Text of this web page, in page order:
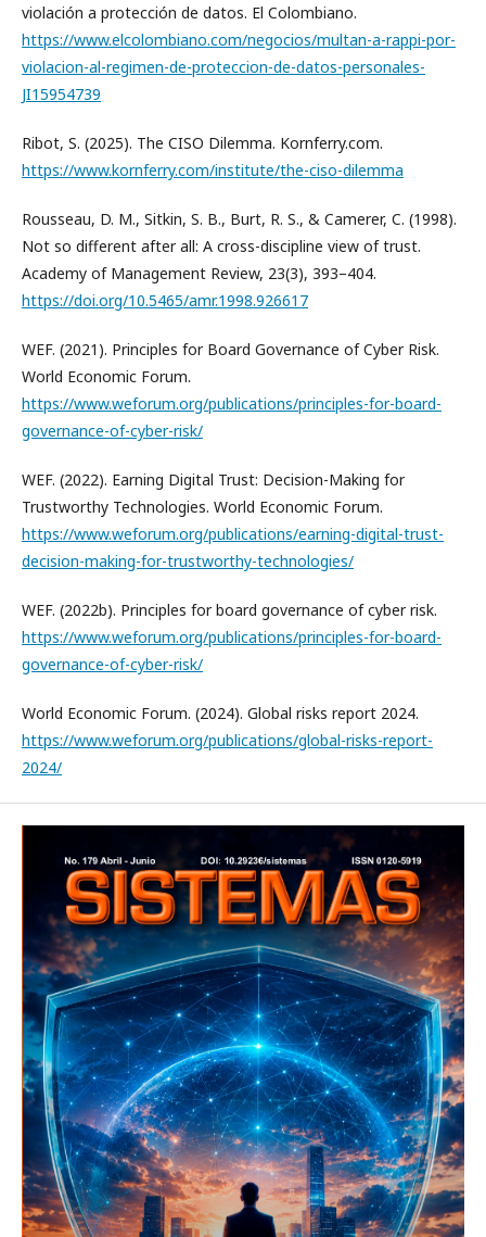
violación a protección de datos. El Colombiano.
https://www.elcolombiano.com/negocios/multan-a-rappi-por-
violacion-al-regimen-de-proteccion-de-datos-personales-
JI15954739
Ribot, S. (2025). The CISO Dilemma. Kornferry.com.
https://www.kornferry.com/institute/the-ciso-dilemma
Rousseau, D. M., Sitkin, S. B., Burt, R. S., & Camerer, C. (1998).
Not so different after all: A cross-discipline view of trust.
Academy of Management Review, 23(3), 393–404.
https://doi.org/10.5465/amr.1998.926617
WEF. (2021). Principles for Board Governance of Cyber Risk.
World Economic Forum.
https://www.weforum.org/publications/principles-for-board-
governance-of-cyber-risk/
WEF. (2022). Earning Digital Trust: Decision-Making for
Trustworthy Technologies. World Economic Forum.
https://www.weforum.org/publications/earning-digital-trust-
decision-making-for-trustworthy-technologies/
WEF. (2022b). Principles for board governance of cyber risk.
https://www.weforum.org/publications/principles-for-board-
governance-of-cyber-risk/
World Economic Forum. (2024). Global risks report 2024.
https://www.weforum.org/publications/global-risks-report-
2024/